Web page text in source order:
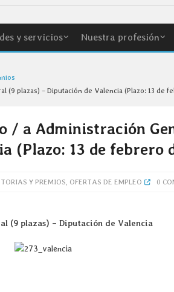
y servicios Nuestra profesión
(9 plazas) – Diputación de Valencia (Plazo: 13 de
/ a Administración
(Plazo: 13 de febrero
Y PREMIOS OFERTAS DE EMPLEO 0
(9 plazas) – Diputación de Valencia